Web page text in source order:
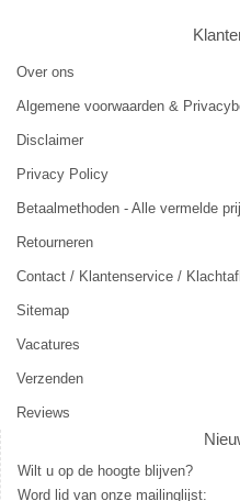
Over ons
Algemene voorwaarden &
Disclaimer
Privacy Policy
Betaalmethoden - Alle vermelde
Retourneren
Contact / Klantenservice /
Sitemap
Vacatures
Verzenden
Reviews
Wilt u op de hoogte blijven?
Word lid van onze mailinglijst: